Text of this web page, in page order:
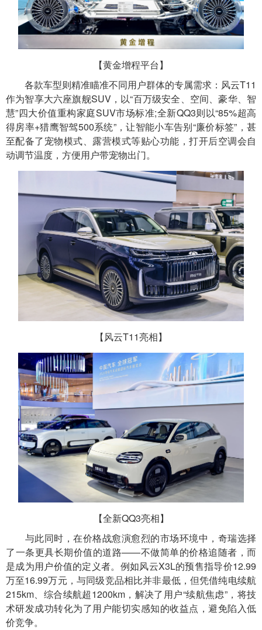
【黄金增程平台】
各款车型则精准瞄准不同用户群体的专属需求：风云T11
作为智享大六座旗舰SUV，以“百万级安全、空间、豪华、智
慧”四大价值重构家庭SUV市场标准;全新QQ3则以“85%超高
得房率+猎鹰智驾500系统”，让智能小车告别“廉价标签”，甚
至配备了宠物模式、露营模式等贴心功能，打开后空调会自
动调节温度，方便用户带宠物出门。
【风云T11亮相】
【全新QQ3亮相】
与此同时，在价格战愈演愈烈的市场环境中，奇瑞选择
了一条更具长期价值的道路——不做简单的价格追随者，而
是成为用户价值的定义者。例如风云X3L的预售指导价12.99
万至16.99万元，与同级竞品相比并非最低，但凭借纯电续航
215km、综合续航超1200km，解决了用户“续航焦虑”，将技
术研发成功转化为了用户能切实感知的收益点，避免陷入低
价竞争。